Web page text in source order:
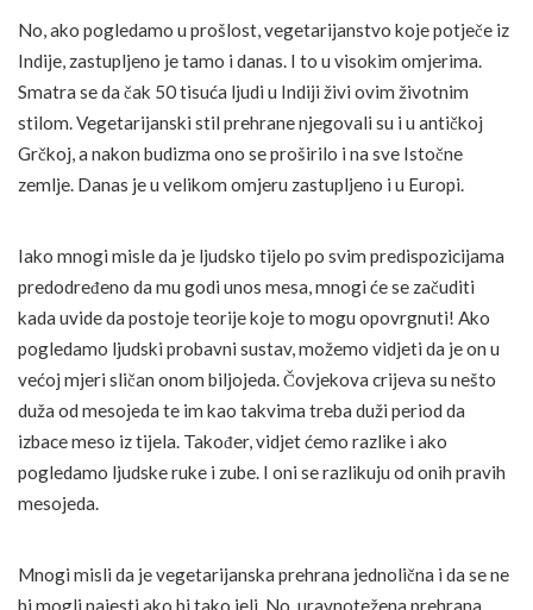
No, ako pogledamo u prošlost, vegetarijanstvo koje potječe iz
Indije, zastupljeno je tamo i danas. I to u visokim omjerima.
Smatra se da čak 50 tisuća ljudi u Indiji živi ovim životnim
stilom. Vegetarijanski stil prehrane njegovali su i u antičkoj
Grčkoj, a nakon budizma ono se proširilo i na sve Istočne
zemlje. Danas je u velikom omjeru zastupljeno i u Europi.
Iako mnogi misle da je ljudsko tijelo po svim predispozicijama
predodređeno da mu godi unos mesa, mnogi će se začuditi
kada uvide da postoje teorije koje to mogu opovrgnuti! Ako
pogledamo ljudski probavni sustav, možemo vidjeti da je on u
većoj mjeri sličan onom biljojeda. Čovjekova crijeva su nešto
duža od mesojeda te im kao takvima treba duži period da
izbace meso iz tijela. Također, vidjet ćemo razlike i ako
pogledamo ljudske ruke i zube. I oni se razlikuju od onih pravih
mesojeda.
Mnogi misli da je vegetarijanska prehrana jednolična i da se ne
bi mogli najesti ako bi tako jeli. No, uravnotežena prehrana